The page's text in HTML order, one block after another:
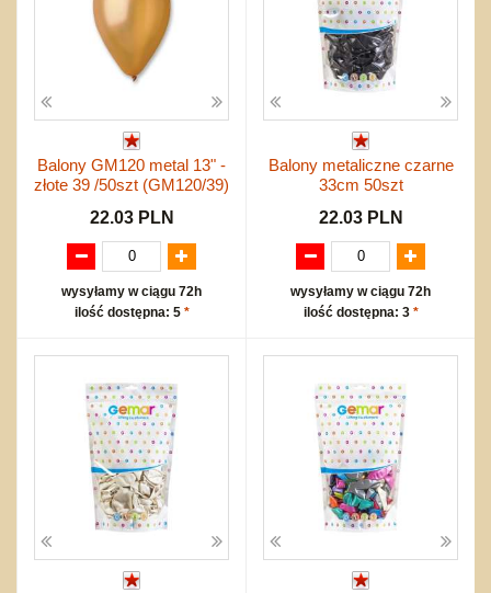
Balony GM120 metal 13" -
złote 39 /50szt (GM120/39)
22.03 PLN
wysyłamy w ciągu 72h
ilość dostępna: 5 *
Balony metaliczne czarne
33cm 50szt
22.03 PLN
wysyłamy w ciągu 72h
ilość dostępna: 3 *